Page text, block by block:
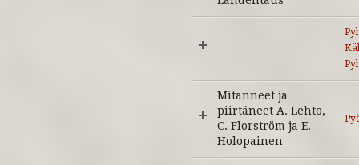
Mitanneet ja
piirtäneet A. Lehto,
C. Florström ja E.
Holopainen